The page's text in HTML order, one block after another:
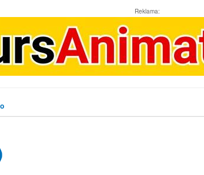
Reklama: